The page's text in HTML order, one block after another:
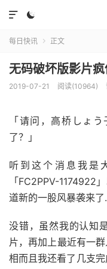


每日快讯  正文
无码破坏版影片
2019-07-21 阅读(10964)
「请问，高桥しょ
了？」
听到这个消息我是
「FC2PPV-1174922
道新的一股风暴袭来
没错，虽然我的认知
片，再加上最近有一
相而且我还看了几支